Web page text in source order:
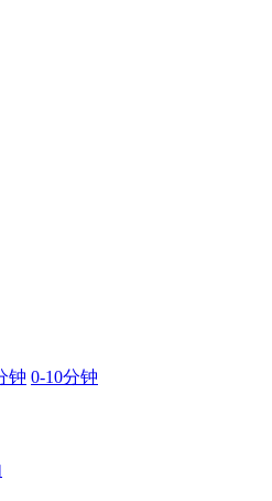
钟 0-10分钟